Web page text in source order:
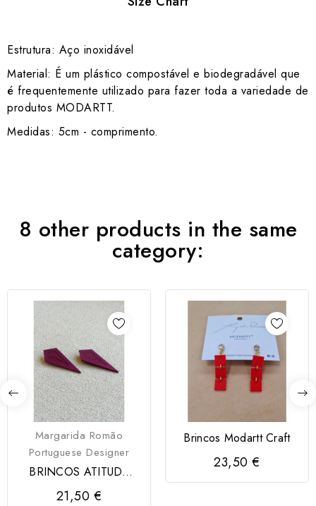
Estrutura: Aço inoxidável
Material: É um plástico compostável e biodegradável que
é frequentemente utilizado para fazer toda a variedade de
produtos MODARTT.
Medidas: 5cm - comprimento.
8 other products in the same
category:
Margarida Romão
Portuguese Designer
BRINCOS ATITUDE
MODARTT CRAFT
21,50 €
Brincos Modartt Craft
23,50 €